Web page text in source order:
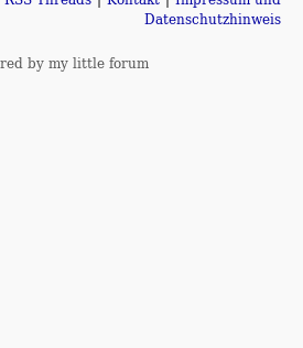
Datenschutzhinweis
by my little forum